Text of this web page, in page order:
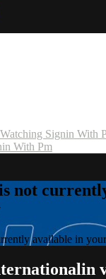
Signin With
With Pm
not
available in